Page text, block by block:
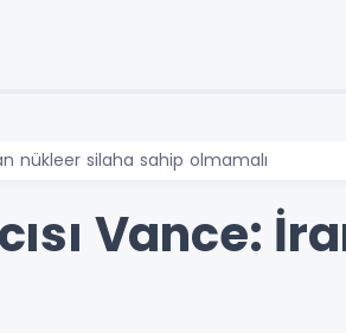
nükleer silaha sahip olmamalı
Vance: